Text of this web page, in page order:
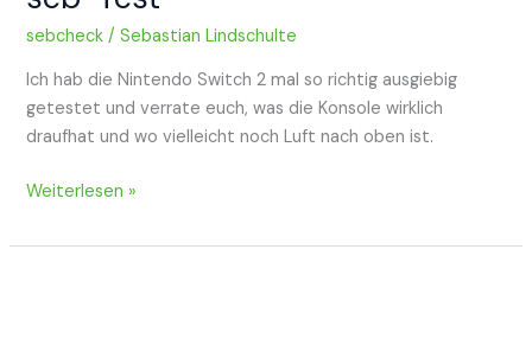
sebcheck /Sebastian Lindschulte
Ich hab die Nintendo Switch 2 mal so richtig ausgiebig
getestet und verrate euch, was die Konsole wirklich
draufhat und wo vielleicht noch Luft nach oben ist.
Nintendo
2
Weiterlesen »